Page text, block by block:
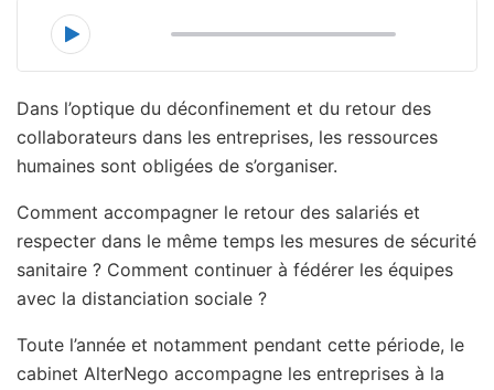
Dans l’optique du déconfinement et du retour des
collaborateurs dans les entreprises, les ressources
humaines sont obligées de s’organiser.
Comment accompagner le retour des salariés et
respecter dans le même temps les mesures de sécurité
sanitaire ? Comment continuer à fédérer les équipes
avec la distanciation sociale ?
Toute l’année et notamment pendant cette période, le
cabinet AlterNego accompagne les entreprises à la